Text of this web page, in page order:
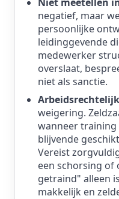
negatief, maar
persoonlijke
leidinggevende
medewerker
overslaat,
niet als sanctie.
weigering.
wanneer training
blijvende
Vereist
een schorsing of
getraind" alleen
makkelijk en